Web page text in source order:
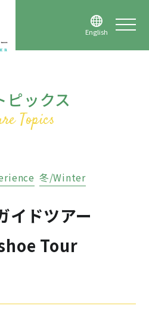
English
ピックス
冬/Winter
イドツアー
Tour